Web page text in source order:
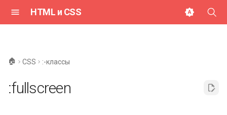
HTML и CSS
ц
🏠 CSS :-классы
:fullscreen